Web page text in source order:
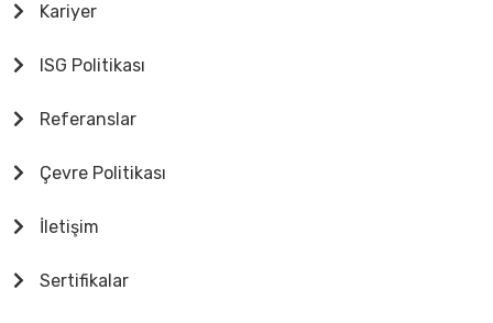
Kariyer
ISG Politikası
Referanslar
Çevre Politikası
İletişim
Sertifikalar